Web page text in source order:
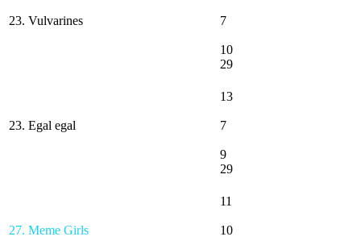
23. Vulvarines 7
10
29
23. Egal egal
13
7
9
29
27. Meme Girls
11
10